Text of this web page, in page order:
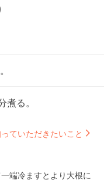
る。
ていただきたいこと
端冷ますとより大根に